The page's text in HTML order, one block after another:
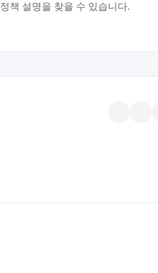
책 설명을 찾을 수 있습니다.